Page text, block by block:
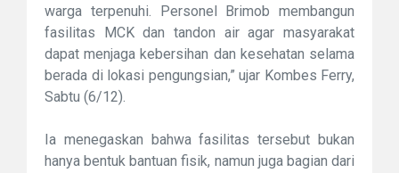
warga terpenuhi. Personel Brimob membangun
fasilitas MCK dan tandon air agar masyarakat
dapat menjaga kebersihan dan kesehatan selama
berada di lokasi pengungsian,” ujar Kombes Ferry,
Sabtu (6/12).
Ia menegaskan bahwa fasilitas tersebut bukan
hanya bentuk bantuan fisik, namun juga bagian dari